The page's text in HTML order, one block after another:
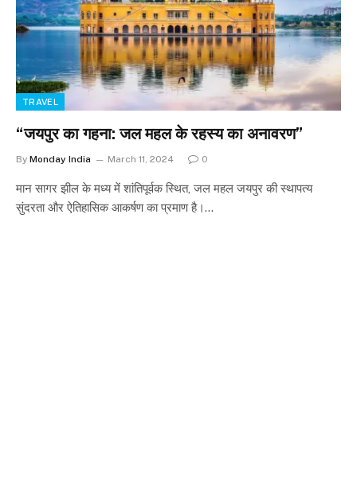
TRAVEL
“जयपुर का गहना: जल महल के रहस्य का अनावरण”
By Monday India March 11, 2024 0
मान सागर झील के मध्य में शांतिपूर्वक स्थित, जल महल जयपुर की स्थापत्य
सुंदरता और ऐतिहासिक आकर्षण का प्रमाण है।…